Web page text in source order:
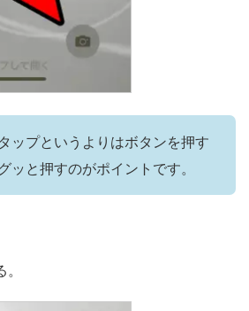
ップというよりはボタンを押す
ッと押すのがポイントです。